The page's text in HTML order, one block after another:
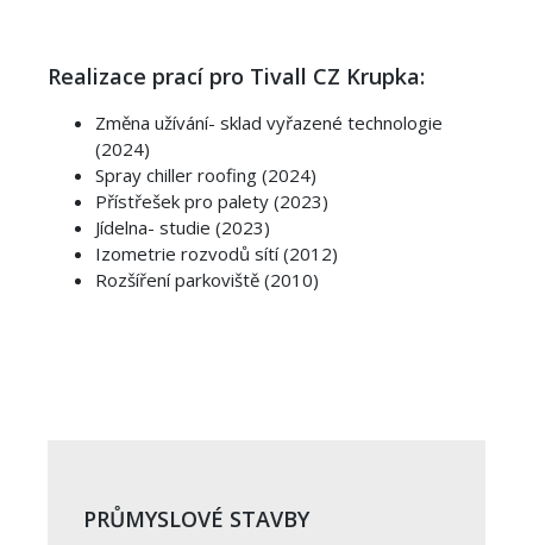
PRŮMYSLOVÉ STAVBY
Realizace prací pro Tivall CZ Krupka:
Změna užívání- sklad vyřazené technologie
(2024)
Spray chiller roofing (2024)
Přístřešek pro palety (2023)
Jídelna- studie (2023)
Izometrie rozvodů sítí (2012)
Rozšíření parkoviště (2010)